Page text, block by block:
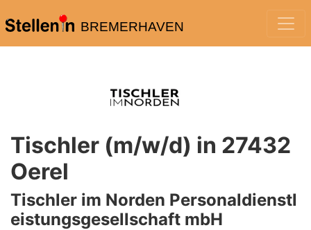
BREMERHAVEN
Tischler (m/w/d) in 27432
Oerel
Tischler im Norden Personaldienstl
eistungsgesellschaft mbH